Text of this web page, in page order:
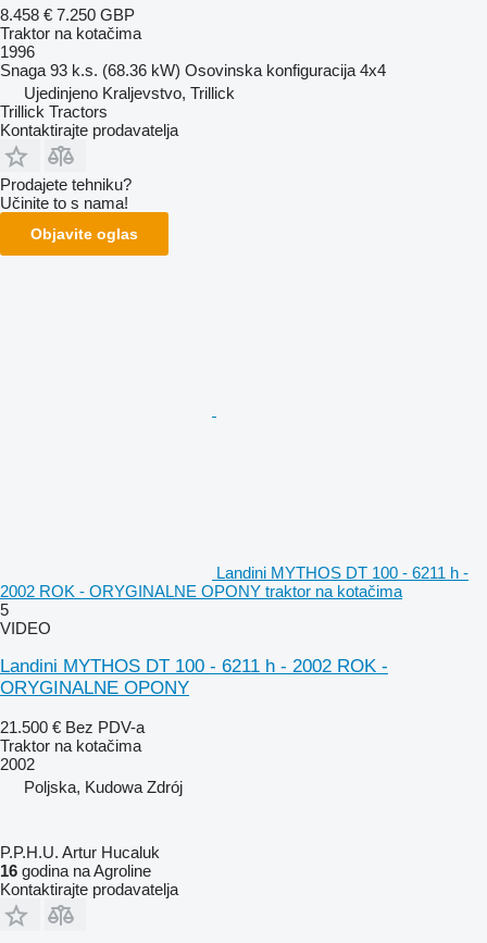
8.458 € 7.250 GBP
Traktor na kotačima
1996
Snaga 93 k.s. (68.36 kW) Osovinska konfiguracija 4x4
Ujedinjeno Kraljevstvo, Trillick
Trillick Tractors
Kontaktirajte prodavatelja
Prodajete tehniku?
Učinite to s nama!
Objavite oglas
Landini MYTHOS DT 100 - 6211 h -
2002 ROK - ORYGINALNE OPONY traktor na kotačima
5
VIDEO
Landini MYTHOS DT 100 - 6211 h - 2002 ROK -
ORYGINALNE OPONY
21.500 € Bez PDV-a
Traktor na kotačima
2002
Poljska, Kudowa Zdrój
P.P.H.U. Artur Hucaluk
16 godina na Agroline
Kontaktirajte prodavatelja